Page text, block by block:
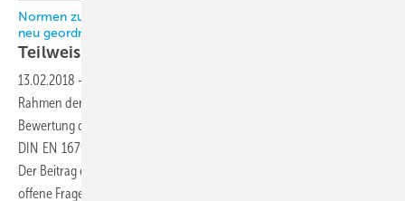
Normen zur Effizienz der Gebäudelüftung und -klimatisierung
neu geordnet
Teilweise offene
13.02.2018 -
Rahmen der EPD-Normennomenklatur (Tabelle 2) zur energetischen
Bewertung der Lüftung und Klimatisierung von Gebäuden, nämlich die
DIN EN 16798, Teil 1 bis 18, bisher ohne die Teile 1 und 11 (Entwürfe).
Der Beitrag erläutert die zugrunde liegende Struktur und weist auf
offene Fragen hin.